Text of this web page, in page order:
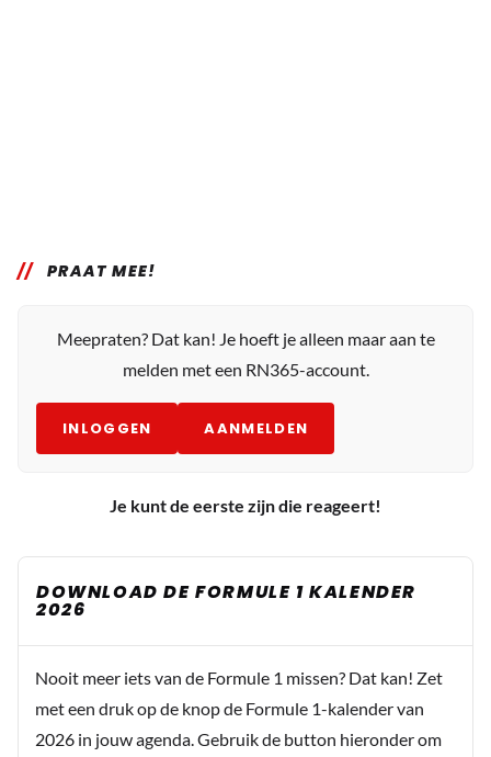
PRAAT MEE!
Meepraten? Dat kan! Je hoeft je alleen maar aan te
melden met een RN365-account.
INLOGGEN AANMELDEN
Je kunt de eerste zijn die reageert!
DOWNLOAD DE FORMULE 1 KALENDER
2026
Nooit meer iets van de Formule 1 missen? Dat kan! Zet
met een druk op de knop de Formule 1-kalender van
2026 in jouw agenda. Gebruik de button hieronder om